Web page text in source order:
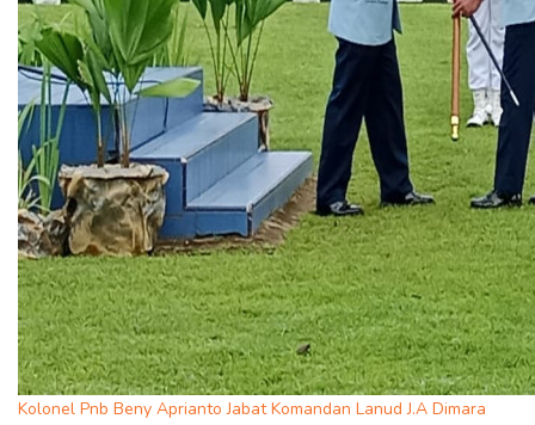
Kolonel Pnb Beny Aprianto Jabat Komandan Lanud J.A Dimara